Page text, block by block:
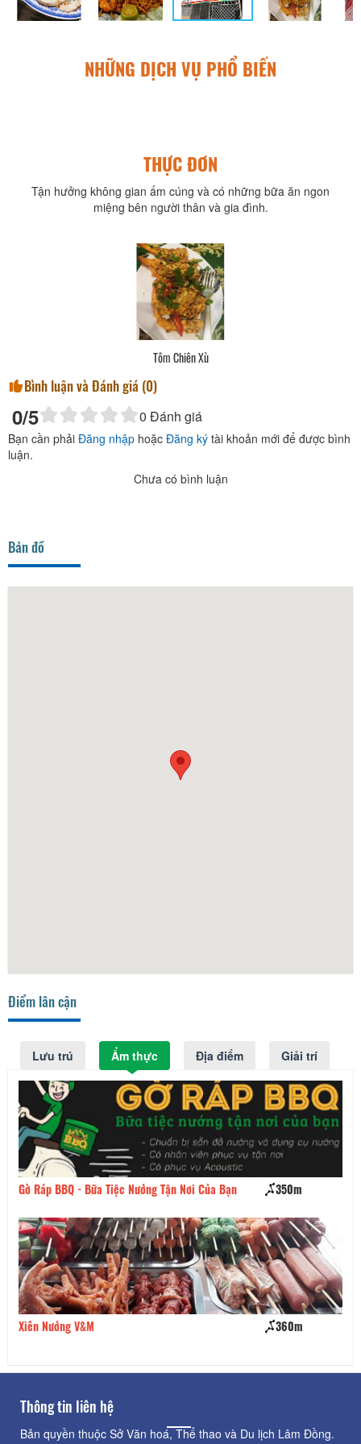
NHỮNG DỊCH VỤ PHỔ BIẾN
THỰC ĐƠN
Tận hưởng không gian ấm cúng và có những bữa ăn ngon
miệng bên người thân và gia đình.
Tôm Chiên Xù
Bình luận và Đánh giá (0)
0/5 0 Đánh giá
Bạn cần phải Đăng nhập hoặc Đăng ký tài khoản mới để được bình
luận.
Chưa có bình luận
Bản đồ
Điểm lân cận
Lưu trú Ẩm thực Địa điểm Giải trí
Gờ Ráp BBQ - Bữa Tiệc Nướng Tận Nơi Của Bạn 350m
Xiên Nướng V&M 360m
Thông tin liên hệ
Bản quyền thuộc Sở Văn hoá, Thể thao và Du lịch Lâm Đồng.